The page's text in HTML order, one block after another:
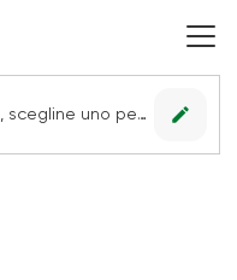
Nessun punto vendita impostato, scegline uno per vedere le offerte. edit